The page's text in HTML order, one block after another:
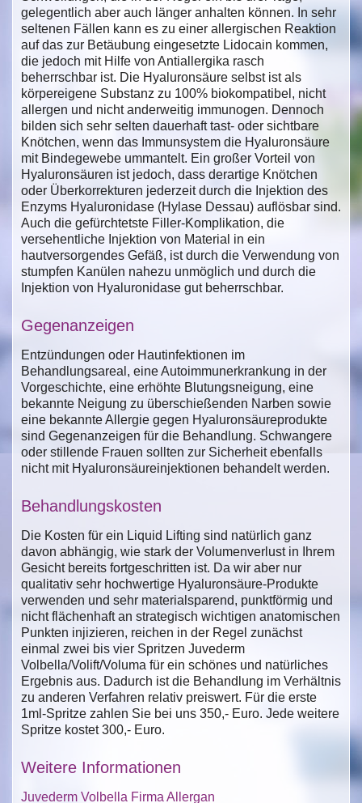
gelegentlich aber auch länger anhalten können. In sehr
seltenen Fällen kann es zu einer allergischen Reaktion
auf das zur Betäubung eingesetzte Lidocain kommen,
die jedoch mit Hilfe von Antiallergika rasch
beherrschbar ist. Die Hyaluronsäure selbst ist als
körpereigene Substanz zu 100% biokompatibel, nicht
allergen und nicht anderweitig immunogen. Dennoch
bilden sich sehr selten dauerhaft tast- oder sichtbare
Knötchen, wenn das Immunsystem die Hyaluronsäure
mit Bindegewebe ummantelt. Ein großer Vorteil von
Hyaluronsäuren ist jedoch, dass derartige Knötchen
oder Überkorrekturen jederzeit durch die Injektion des
Enzyms Hyaluronidase (Hylase Dessau) auflösbar sind.
Auch die gefürchtetste Filler-Komplikation, die
versehentliche Injektion von Material in ein
hautversorgendes Gefäß, ist durch die Verwendung von
stumpfen Kanülen nahezu unmöglich und durch die
Injektion von Hyaluronidase gut beherrschbar.
Gegenanzeigen
Entzündungen oder Hautinfektionen im
Behandlungsareal, eine Autoimmunerkrankung in der
Vorgeschichte, eine erhöhte Blutungsneigung, eine
bekannte Neigung zu überschießenden Narben sowie
eine bekannte Allergie gegen Hyaluronsäureprodukte
sind Gegenanzeigen für die Behandlung. Schwangere
oder stillende Frauen sollten zur Sicherheit ebenfalls
nicht mit Hyaluronsäureinjektionen behandelt werden.
Behandlungskosten
Die Kosten für ein Liquid Lifting sind natürlich ganz
davon abhängig, wie stark der Volumenverlust in Ihrem
Gesicht bereits fortgeschritten ist. Da wir aber nur
qualitativ sehr hochwertige Hyaluronsäure-Produkte
verwenden und sehr materialsparend, punktförmig und
nicht flächenhaft an strategisch wichtigen anatomischen
Punkten injizieren, reichen in der Regel zunächst
einmal zwei bis vier Spritzen Juvederm
Volbella/Volift/Voluma für ein schönes und natürliches
Ergebnis aus. Dadurch ist die Behandlung im Verhältnis
zu anderen Verfahren relativ preiswert. Für die erste
1ml-Spritze zahlen Sie bei uns 350,- Euro. Jede weitere
Spritze kostet 300,- Euro.
Weitere Informationen
Juvederm Volbella Firma Allergan